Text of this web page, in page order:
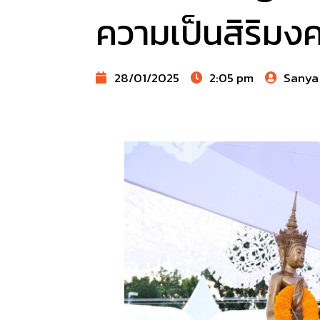
ความเป็นสิริมง
28/01/2025 2:05 pm Sanya